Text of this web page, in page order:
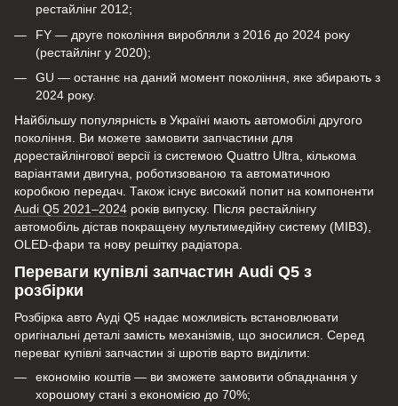
рестайлінг 2012;
FY — друге покоління виробляли з 2016 до 2024 року
(рестайлінг у 2020);
GU — останнє на даний момент покоління, яке збирають з
2024 року.
Найбільшу популярність в Україні мають автомобілі другого
покоління. Ви можете замовити запчастини для
дорестайлінгової версії із системою Quattro Ultra, кількома
варіантами двигуна, роботизованою та автоматичною
коробкою передач. Також існує високий попит на компоненти
Audi Q5 2021–2024 років випуску. Після рестайлінгу
автомобіль дістав покращену мультимедійну систему (MIB3),
OLED-фари та нову решітку радіатора.
Переваги купівлі запчастин Audi Q5 з
розбірки
Розбірка авто Ауді Q5 надає можливість встановлювати
оригінальні деталі замість механізмів, що зносилися. Серед
переваг купівлі запчастин зі шротів варто виділити:
економію коштів — ви зможете замовити обладнання у
хорошому стані з економією до 70%;